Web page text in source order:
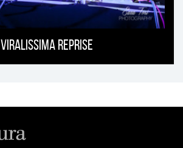
Viralissima Reprise